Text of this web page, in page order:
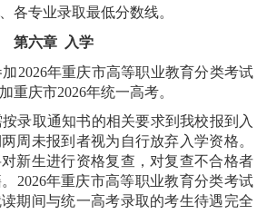
各专业录取最低分数线。
第六章 入学
2026年重庆市高等职业教育分类考试
重庆市2026年统一高考。
录取通知书的相关要求到我校报到入
周未报到者视为自行放弃入学资格。
新生进行资格复查，对复查不合格者
2026年重庆市高等职业教育分类考试
期间与统一高考录取的考生待遇完全